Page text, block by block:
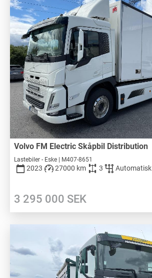
Volvo FM Electric Skåpbil Distribution
Lastebiler - Eske | M407-8651
2023 27000 km 3 Automatisk
3 295 000 SEK